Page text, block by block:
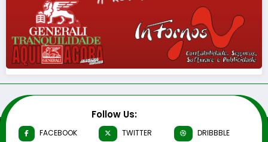
Follow Us:
FACEBOOK TWITTER
DRIBBBLE